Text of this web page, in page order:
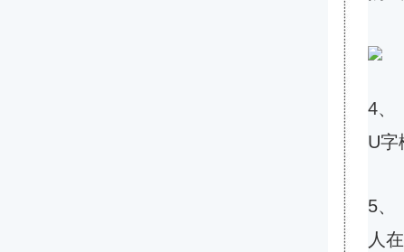
4、
U字
5、
人